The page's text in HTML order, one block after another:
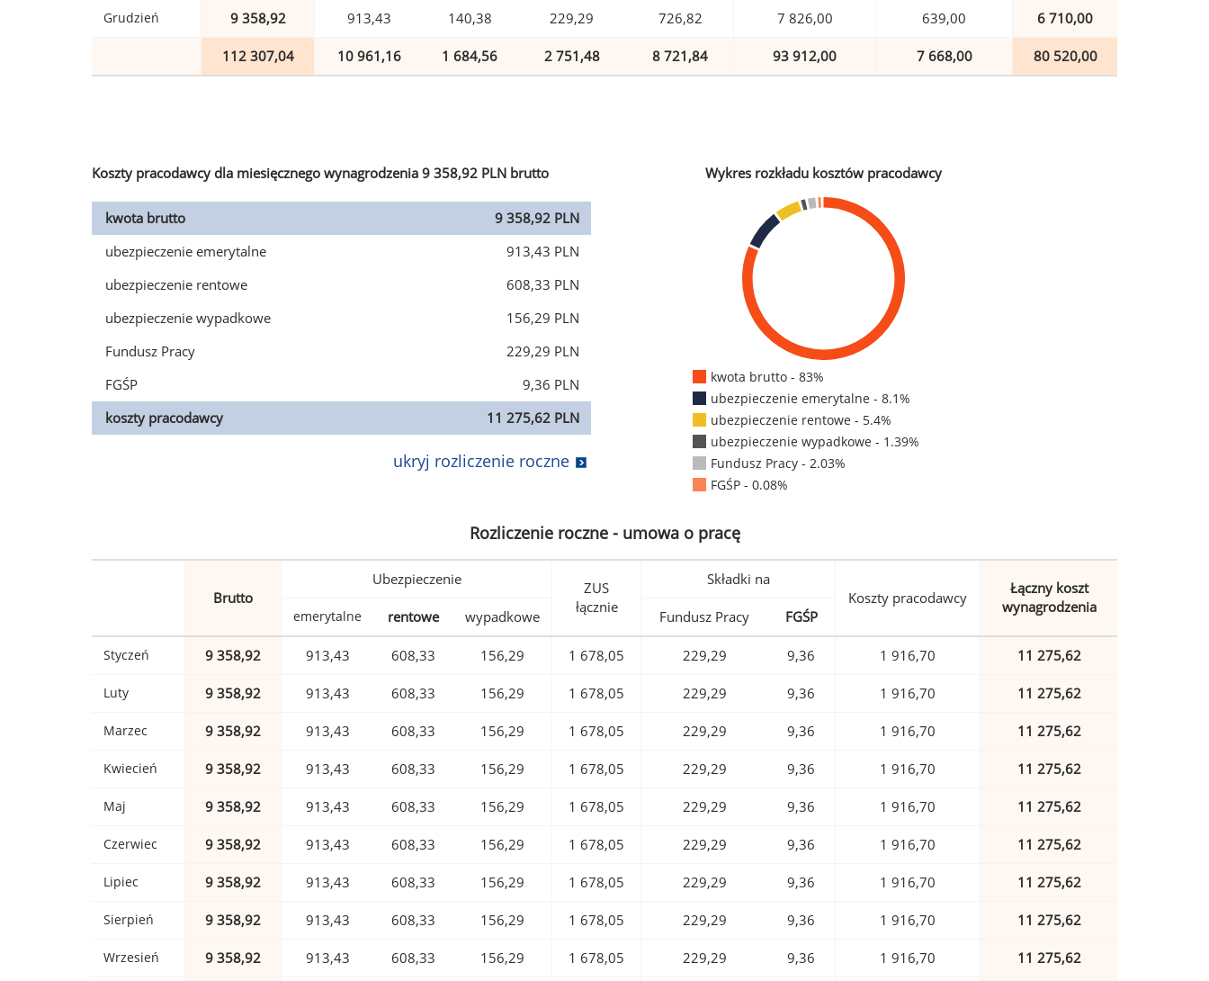
Grudzień 9 358,92 913,43 140,38 229,29 726,82 7 826,00 639,00 6 710,00
112 307,04 10 961,16 1 684,56 2 751,48 8 721,84 93 912,00 7 668,00 80 520,00
Koszty pracodawcy dla miesięcznego wynagrodzenia 9 358,92 PLN brutto
kwota brutto
9 358,92 PLN
ubezpieczenie emerytalne
913,43 PLN
ubezpieczenie rentowe
608,33 PLN
ubezpieczenie wypadkowe
156,29 PLN
Fundusz Pracy
229,29 PLN
FGŚP
9,36 PLN
koszty pracodawcy
11 275,62 PLN
ukryj rozliczenie roczne
Wykres rozkładu kosztów pracodawcy
kwota brutto - 83%
ubezpieczenie emerytalne - 8.1%
ubezpieczenie rentowe - 5.4%
ubezpieczenie wypadkowe - 1.39%
Fundusz Pracy - 2.03%
FGŚP - 0.08%
Rozliczenie roczne - umowa o pracę
Brutto
Ubezpieczenie
ZUS
łącznie
Składki na
Koszty pracodawcy
Łączny koszt
wynagrodzenia
emerytalne rentowe wypadkowe Fundusz Pracy FGŚP
Styczeń 9 358,92 913,43 608,33 156,29 1 678,05 229,29 9,36 1 916,70 11 275,62
Luty 9 358,92 913,43 608,33 156,29 1 678,05 229,29 9,36 1 916,70 11 275,62
Marzec 9 358,92 913,43 608,33 156,29 1 678,05 229,29 9,36 1 916,70 11 275,62
Kwiecień 9 358,92 913,43 608,33 156,29 1 678,05 229,29 9,36 1 916,70 11 275,62
Maj 9 358,92 913,43 608,33 156,29 1 678,05 229,29 9,36 1 916,70 11 275,62
Czerwiec 9 358,92 913,43 608,33 156,29 1 678,05 229,29 9,36 1 916,70 11 275,62
Lipiec 9 358,92 913,43 608,33 156,29 1 678,05 229,29 9,36 1 916,70 11 275,62
Sierpień 9 358,92 913,43 608,33 156,29 1 678,05 229,29 9,36 1 916,70 11 275,62
Wrzesień 9 358,92 913,43 608,33 156,29 1 678,05 229,29 9,36 1 916,70 11 275,62